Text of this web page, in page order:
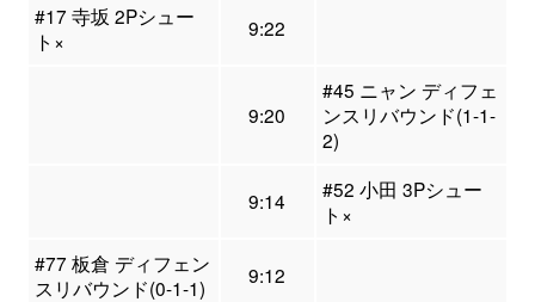
#17 寺坂 2Pシュー
ト×
9:22
9:20
#45 ニャン ディフェ
ンスリバウンド(1-1-
2)
9:14
#52 小田 3Pシュー
ト×
#77 板倉 ディフェン
スリバウンド(0-1-1)
9:12